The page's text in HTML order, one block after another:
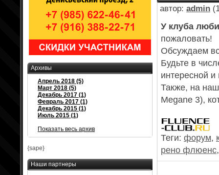
автор: admin
У клуба
пожаловать!
Обсуждаем
Будьте в
интересной
Также, на
Megane 3),
Теги: форум,
рено флюенс
Архивы
Апрель 2018 (5)
Март 2018 (5)
Декабрь 2017 (1)
Февраль 2017 (1)
Декабрь 2015 (1)
Июль 2015 (1)
Показать весь архив
{sape}
Наши партнеры